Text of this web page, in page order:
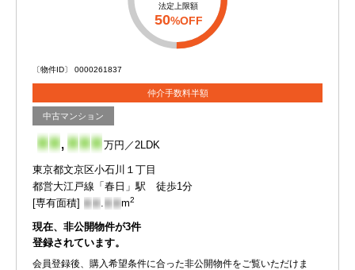
法定上限額
50%OFF
〔物件ID〕 0000261837
仲介手数料半額
中古マンション
- - ,- - - 万円／2LDK
東京都文京区小石川１丁目
都営大江戸線「春日」駅 徒歩1分
[専有面積] - - .- - m2
現在、非公開物件が3件
登録されています。
会員登録後、購入希望条件に合った非公開物件をご覧いただけま